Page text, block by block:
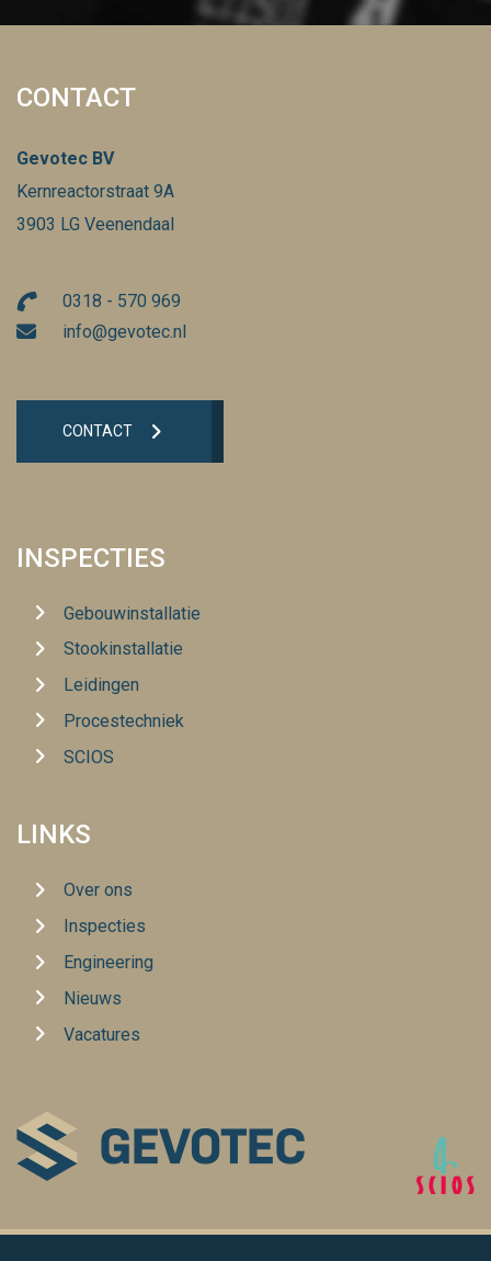
CONTACT
Gevotec BV
Kernreactorstraat 9A
3903 LG Veenendaal
0318 - 570 969
info@gevotec.nl
CONTACT
INSPECTIES
Gebouwinstallatie
Stookinstallatie
Leidingen
Procestechniek
SCIOS
LINKS
Over ons
Inspecties
Engineering
Nieuws
Vacatures